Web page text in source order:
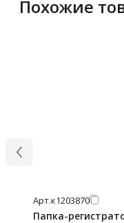
Похожие
Арт.к1203870
Папка-